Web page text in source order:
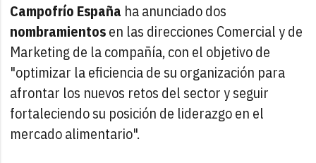
Campofrío España ha anunciado dos
nombramientosen las direcciones Comercial y de
Marketing de la compañía, con el objetivo de
"optimizar la eficiencia de su organización para
afrontar los nuevos retos del sector y seguir
fortaleciendo su posición de liderazgo en el
mercado alimentario".